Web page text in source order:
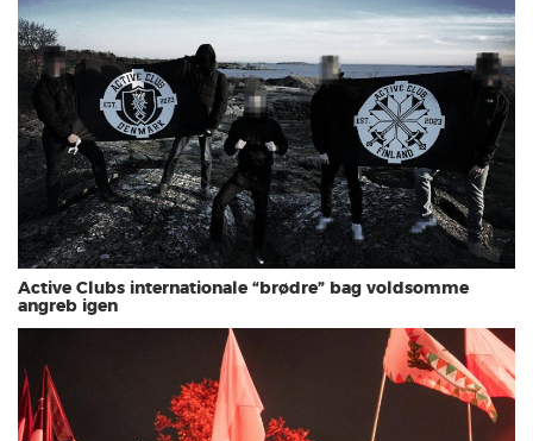
Active Clubs internationale “brødre” bag voldsomme
angreb igen